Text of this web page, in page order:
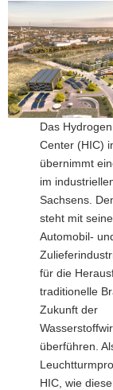
Das
Center (HIC)
übernimmt
im
Sachsens.
steht mit
Automobil-
für die
traditionelle
Zukunft der
überführen.
HIC, wie